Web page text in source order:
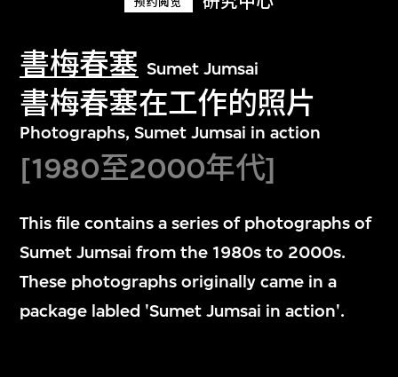
書梅春塞 Sumet Jumsai
書梅春塞在工作的照片
Photographs, Sumet Jumsai in action
[1980至2000年代]
This file contains a series of photographs of
Sumet Jumsai from the 1980s to 2000s.
These photographs originally came in a
package labled 'Sumet Jumsai in action'.
探索世界顶级的二十及二十一世纪视觉
文化藏品。